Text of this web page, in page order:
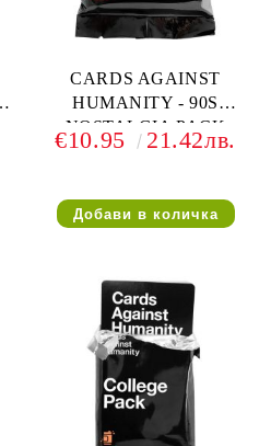
CARDS AGAINST
HUMANITY - 90S
NOSTALGIA PACK
€10.95 21.42лв.